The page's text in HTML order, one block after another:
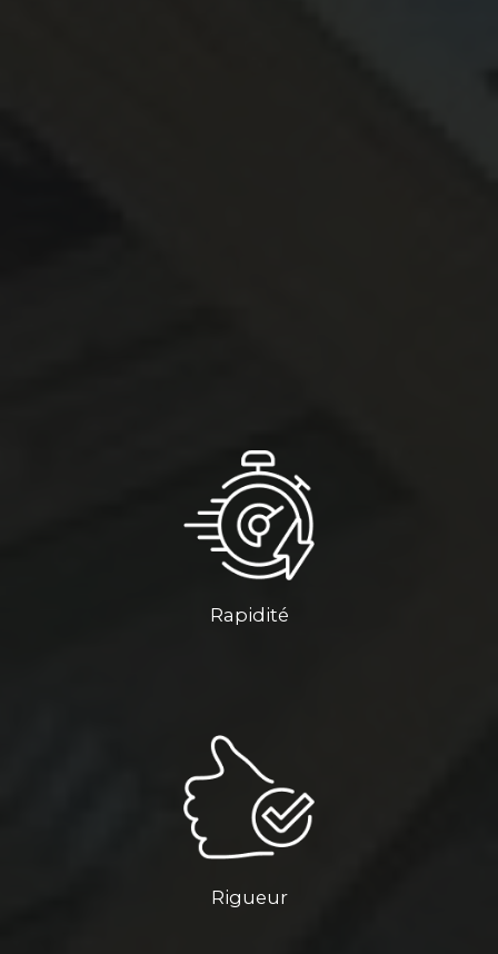
Rapidité
Rigueur